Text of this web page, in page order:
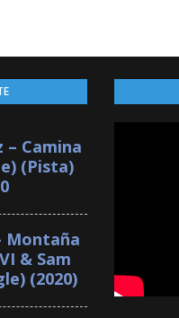
– Camina
(Pista)
Montaña
& Sam
(2020)